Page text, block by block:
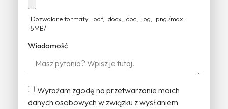
Dozwolone formaty: .pdf, .docx, .doc, .jpg, .png /max.
5MB/
Wiadomość
Wyrażam zgodę na przetwarzanie moich
danych osobowych w związku z wysłaniem